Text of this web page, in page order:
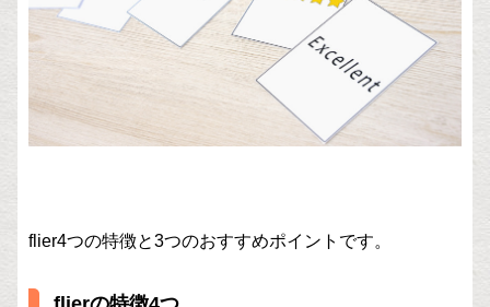
flier4つの特徴と3つのおすすめポイントです。